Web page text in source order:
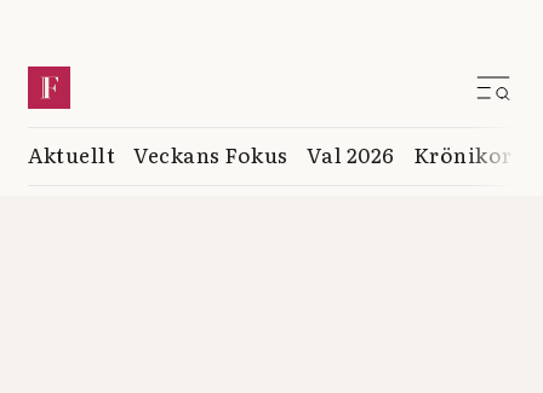
Aktuellt Veckans Fokus Val 2026 Krönikor